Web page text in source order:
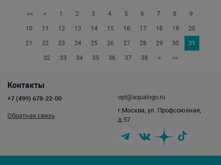
<< < 1 2 3 4 5 6 7 8 9
10 11 12 13 14 15 16 17 18 19 20
21 22 23 24 25 26 27 28 29 30 31
32 33 34 35 36 37 38 > >>
Контакты
+7 (499) 678-22-00
Обратная связь
opt@aqualogo.ru
г.Москва, ул. Профсоюзная,
д.57